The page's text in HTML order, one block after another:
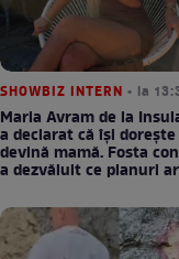
SHOWBIZ INTERN • la
Maria Avram de la
a declarat că își dorește
devină mamă. Fosta
a dezvăluit ce planuri